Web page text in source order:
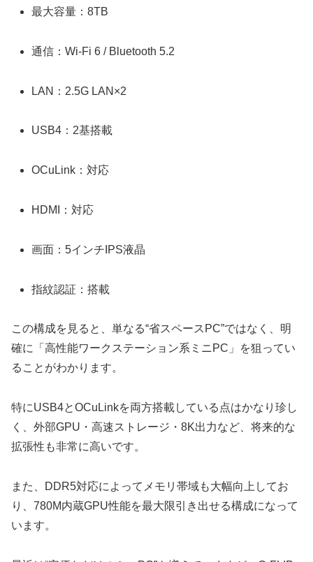
最大容量：8TB
通信：Wi-Fi 6 / Bluetooth 5.2
LAN：2.5G LAN×2
USB4：2基搭載
OCuLink：対応
HDMI：対応
画面：5インチIPS液晶
指紋認証：搭載
この構成を見ると、単なる“省スペースPC”ではなく、明
確に「高性能ワークステーション系ミニPC」を狙ってい
ることがわかります。
特にUSB4とOCuLinkを両方搭載している点はかなり珍し
く、外部GPU・高速ストレージ・8K出力など、将来的な
拡張性も非常に高いです。
また、DDR5対応によってメモリ帯域も大幅向上してお
り、780M内蔵GPU性能を最大限引き出せる構成になって
います。